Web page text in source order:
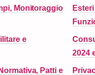
Monitoraggio
e
2024
Patti e